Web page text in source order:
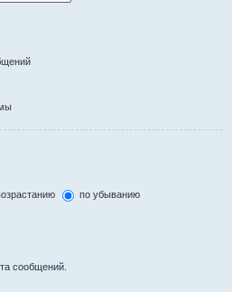
по убыванию
сообщений.